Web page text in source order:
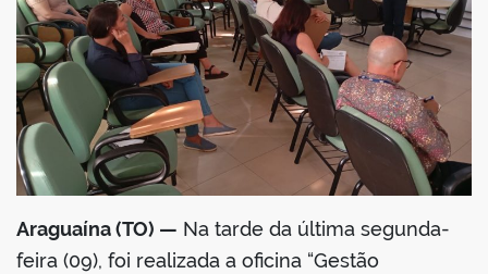
Araguaína (TO) — Na tarde da última segunda-
feira (09), foi realizada a oficina “Gestão